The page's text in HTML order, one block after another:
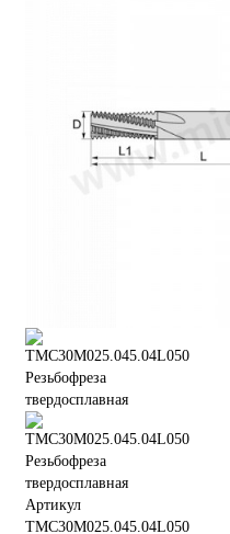
Артикул
TMC30M025.045.04L050